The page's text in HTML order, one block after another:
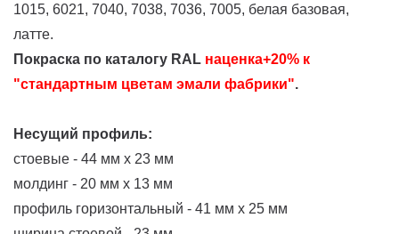
1015, 6021, 7040, 7038, 7036, 7005, белая базовая,
латте.
Покраска по каталогу RAL наценка+20% к
"стандартным цветам эмали фабрики".
Несущий профиль:
стоевые - 44 мм х 23 мм
молдинг - 20 мм х 13 мм
профиль горизонтальный - 41 мм х 25 мм